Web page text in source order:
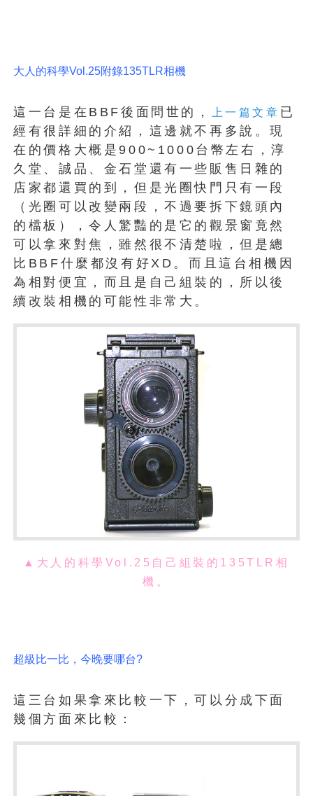
大人的科學Vol.25附錄135TLR相機
這一台是在BBF後面問世的， 上一篇文章 已
經有很詳細的介紹，這邊就不再多說。現
在的價格大概是900~1000台幣左右，淳
久堂、誠品、金石堂還有一些販售日雜的
店家都還買的到，但是光圈快門只有一段
（光圈可以改變兩段，不過要拆下鏡頭內
的檔板），令人驚豔的是它的觀景窗竟然
可以拿來對焦，雖然很不清楚啦，但是總
比BBF什麼都沒有好XD。而且這台相機因
為相對便宜，而且是自己組裝的，所以後
續改裝相機的可能性非常大。
▲大人的科學Vol.25自己組裝的135TLR相
機 。
超級比一比，今晚要哪台?
這三台如果拿來比較一下，可以分成下面
幾個方面來比較：